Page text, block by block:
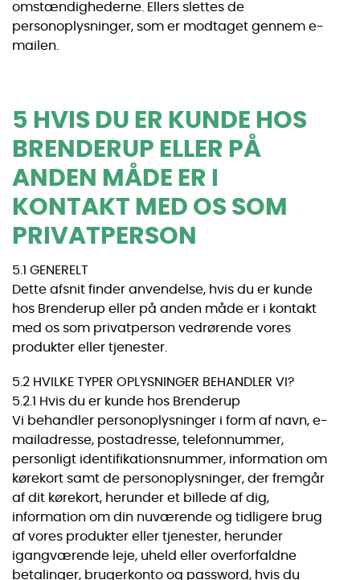
omstændighederne. Ellers slettes de
personoplysninger, som er modtaget gennem e-
mailen.
5 HVIS DU ER KUNDE HOS
BRENDERUP ELLER PÅ
ANDEN MÅDE ER I
KONTAKT MED OS SOM
PRIVATPERSON
5.1 GENERELT
Dette afsnit finder anvendelse, hvis du er kunde
hos Brenderup eller på anden måde er i kontakt
med os som privatperson vedrørende vores
produkter eller tjenester.
5.2 HVILKE TYPER OPLYSNINGER BEHANDLER VI?
5.2.1 Hvis du er kunde hos Brenderup
Vi behandler personoplysninger i form af navn, e-
mailadresse, postadresse, telefonnummer,
personligt identifikationsnummer, information om
kørekort samt de personoplysninger, der fremgår
af dit kørekort, herunder et billede af dig,
information om din nuværende og tidligere brug
af vores produkter eller tjenester, herunder
igangværende leje, uheld eller overforfaldne
betalinger, brugerkonto og password, hvis du